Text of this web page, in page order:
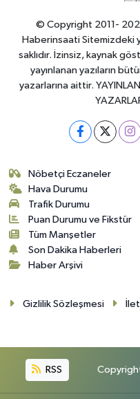
© Copyright 2011-
Haberinsaati Sitemizdeki
saklıdır. İzinsiz, kaynak
yayınlanan yazıların
yazarlarına aittir.
Nöbetçi Eczaneler
Hava Durumu
Trafik Durumu
Puan Durumu ve Fikstür
Tüm Manşetler
Son Dakika Haberleri
Haber Arşivi
Gizlilik Sözleşmesi
RSS